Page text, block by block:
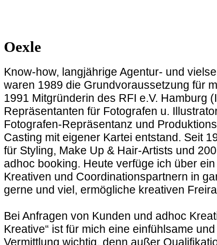
Oexle
Know-how, langjährige Agentur- und
waren 1989 die Grundvoraussetzung für
1991 Mitgründerin des RFI e.V. Hamburg
Repräsentanten für Fotografen u.
Fotografen-Repräsentanz und
Casting mit eigener Kartei entstand. Seit
für Styling, Make Up & Hair-Artists und
adhoc booking. Heute verfüge ich über
Kreativen und Coordinationspartnern in
gerne und viel, ermögliche kreativen
Bei Anfragen von Kunden und adhoc
Kreative“ ist für mich eine einfühlsame
Vermittlung wichtig, denn außer